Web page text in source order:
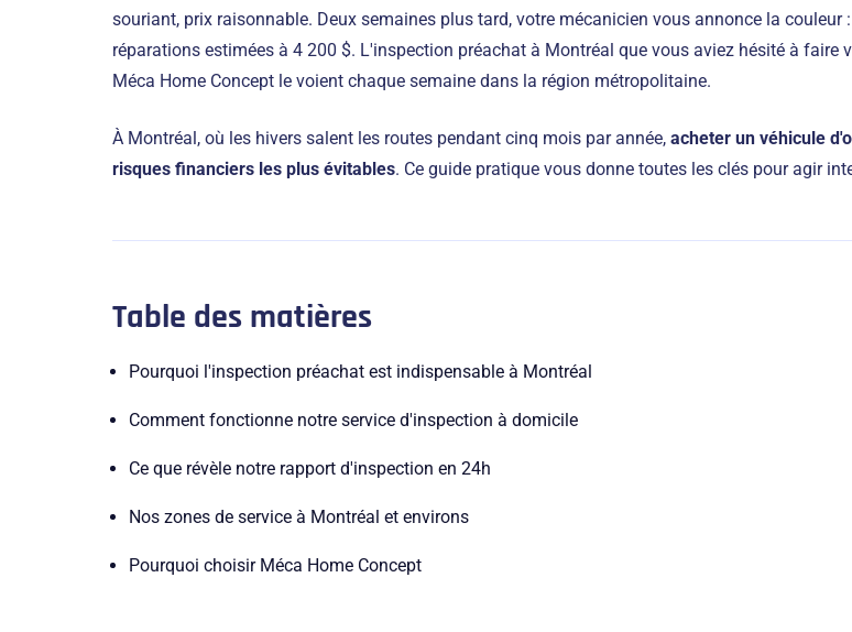
souriant, prix raisonnable. Deux semaines plus tard, votre mécanicien vous annonce la
réparations estimées à 4 200 $. L'inspection préachat à Montréal que vous aviez hésité à faire
Méca Home Concept le voient chaque semaine dans la région métropolitaine.
À Montréal, où les hivers salent les routes pendant cinq mois par année, acheter un véhicule
risques financiers les plus évitables. Ce guide pratique vous donne toutes les clés pour agir
Table des matières
Pourquoi l'inspection préachat est indispensable à Montréal
Comment fonctionne notre service d'inspection à domicile
Ce que révèle notre rapport d'inspection en 24h
Nos zones de service à Montréal et environs
Pourquoi choisir Méca Home Concept